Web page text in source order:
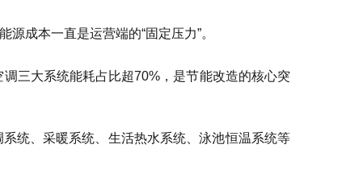
成本一直是运营端的“固定压力”。
三大系统能耗占比超70%，是节能改造的核心突
统、采暖系统、生活热水系统、泳池恒温系统等